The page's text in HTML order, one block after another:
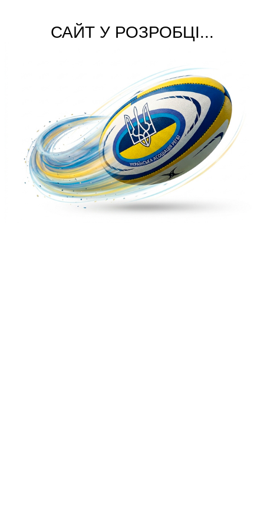
САЙТ У РОЗРОБЦІ...